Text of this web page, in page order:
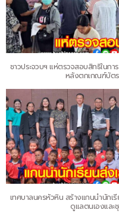
ชาวประจวบฯ แห่ตรวจสอบสิทธิในก
หลังตกเกณฑ์บัต
เทศบาลนครหัวหิน สร้างแกนนำนักเ
ดูแลตนเองและ